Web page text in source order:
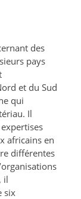
des
pays
et du Sud
qui
Il
africains en
différentes
il
six